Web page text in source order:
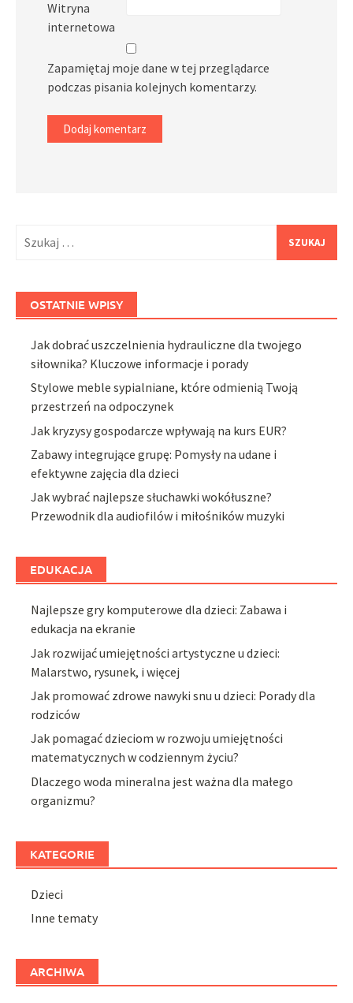
Witryna
internetowa
Zapamiętaj moje dane w tej przeglądarce
podczas pisania kolejnych komentarzy.
OSTATNIE WPISY
Jak dobrać uszczelnienia hydrauliczne dla twojego
siłownika? Kluczowe informacje i porady
Stylowe meble sypialniane, które odmienią Twoją
przestrzeń na odpoczynek
Jak kryzysy gospodarcze wpływają na kurs EUR?
Zabawy integrujące grupę: Pomysły na udane i
efektywne zajęcia dla dzieci
Jak wybrać najlepsze słuchawki wokółuszne?
Przewodnik dla audiofilów i miłośników muzyki
EDUKACJA
Najlepsze gry komputerowe dla dzieci: Zabawa i
edukacja na ekranie
Jak rozwijać umiejętności artystyczne u dzieci:
Malarstwo, rysunek, i więcej
Jak promować zdrowe nawyki snu u dzieci: Porady dla
rodziców
Jak pomagać dzieciom w rozwoju umiejętności
matematycznych w codziennym życiu?
Dlaczego woda mineralna jest ważna dla małego
organizmu?
KATEGORIE
Dzieci
Inne tematy
ARCHIWA